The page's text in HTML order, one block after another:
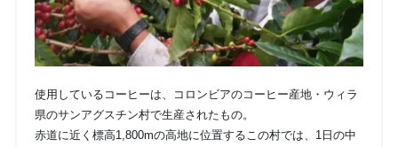
使用しているコーヒーは、コロンビアのコーヒー産地・ウィラ
県のサンアグスチン村で生産されたもの。
赤道に近く標高1,800mの高地に位置するこの村では、1日の中